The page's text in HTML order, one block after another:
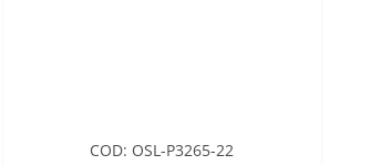
COD: OSL-P3265-22